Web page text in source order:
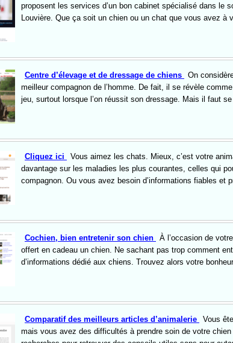
proposent les services d’un bon cabinet spécialisé dans le
Louvière. Que ça soit un chien ou un chat que vous avez à
Centre d’élevage et de dressage de chiens
On
meilleur compagnon de l’homme. De fait, il se révèle
jeu, surtout lorsque l’on réussit son dressage. Mais il faut
Cliquez ici
Vous aimez les chats. Mieux, c’est votre
davantage sur les maladies les plus courantes, celles qui
compagnon. Ou vous avez besoin d’informations fiables et
Cochien, bien entretenir son chien
À l’occasion de
offert en cadeau un chien. Ne sachant pas trop comment
d’informations dédié aux chiens. Trouvez alors votre
Comparatif des meilleurs articles d’animalerie
Vous
mais vous avez des difficultés à prendre soin de votre